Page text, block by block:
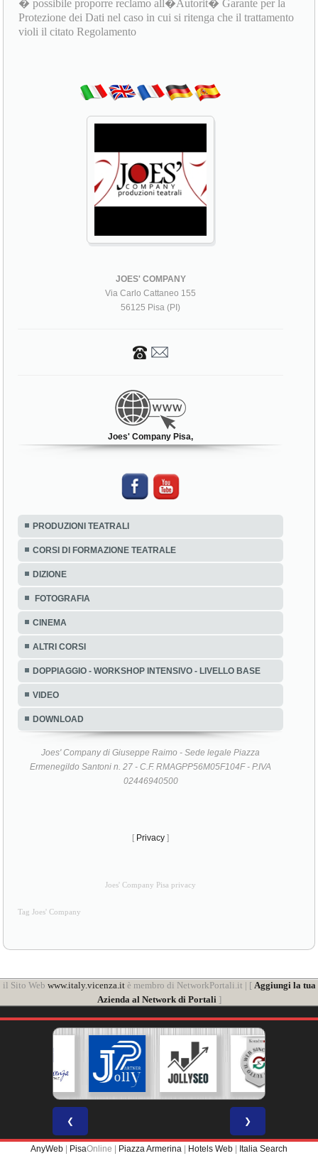
� possibile proporre reclamo all�Autorit� Garante per la
Protezione dei Dati nel caso in cui si ritenga che il trattamento
violi il citato Regolamento
JOES' COMPANY
Via Carlo Cattaneo 155
56125 Pisa (PI)
Joes' Company Pisa,
PRODUZIONI TEATRALI
CORSI DI FORMAZIONE TEATRALE
DIZIONE
FOTOGRAFIA
CINEMA
ALTRI CORSI
DOPPIAGGIO - WORKSHOP INTENSIVO - LIVELLO BASE
VIDEO
DOWNLOAD
Joes' Company di Giuseppe Raimo - Sede legale Piazza
Ermenegildo Santoni n. 27 - C.F. RMAGPP56M05F104F - P.IVA
02446940500
[ Privacy ]
Joes' Company Pisa privacy
Tag Joes' Company
il Sito Web www.italy.vicenza.itè membro di NetworkPortali.it | [ Aggiungi la tua
Azienda al Network di Portali]
❮ ❯
AnyWeb PisaOnline | Piazza Armerina Hotels Web Italia Search